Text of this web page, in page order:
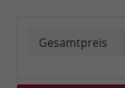
Gesamtpreis